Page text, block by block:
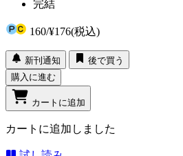
完結
160/¥176(税込)
新刊通知
後で買う
購入に進む
カートに追加
カートに追加しました